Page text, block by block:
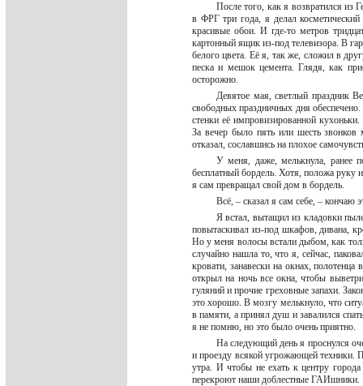
После того, как я возвратился из
в ФРГ три года, я делал
красивые обои. И где-то метров
картонный ящик из-под телевизора. В
белого цвета. Её я, так же, сложил в
песка и мешок цемента. Глядя, как
осторожно.
Девятое мая, светлый праздник
свободных праздничных дня
стенки её импровизированной
За вечер было пять или шесть
отказал, сославшись на плохое
У меня, даже, мелькнула, ранее
бесплатный бордель. Хотя, положа руку
я сам превращал свой дом в бордель.
Всё, – сказал я сам себе, – кончаю
Я встал, вытащил из кладовки
повытаскивал из-под шкафов, дивана,
Но у меня волосы встали дыбом, как
случайно нашла то, что я, сейчас,
кровати, занавески на окнах,
открыл на ночь все окна, чтобы
гуляний и прочие греховные запахи.
это хорошо. В мозгу мелькнуло, что
в памяти, а принял душ и завалился
я не помню, но это было очень приятно.
На следующий день я проснулся
и проезду всякой угрожающей техники.
утра. И чтобы не ехать к центру
перекроют наши доблестные